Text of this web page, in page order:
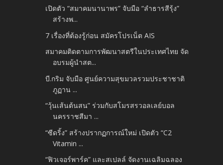
เปิดตัว “สมาคมนานาพร” จับมือ “ลำธารสีรุ้ง”
สร้างพ...
7 เรื่องที่ต้องรู้ก่อน สมัครโปรเน็ต AIS
สมาคมติดตามการพัฒนาสตรีในประเทศไทย จัด
อบรมผู้นำสต...
บี.กริม จับมือ ศูนย์ความสุขมวลรวมประชาชาติ
ภูฏาน ...
“วุ้นเส้นต้นสน” ร่วมกับสโมรสรวอลเลย์บอล
นครราชสีมา ...
“ซีดริ้ง” สร้างปรากฏการณ์ใหม่ เปิดตัว “C2
Vitamin ...
“ฟิวเจอร์พาร์ค” และสเปลล์ จัดงานเฉลิมฉลอง